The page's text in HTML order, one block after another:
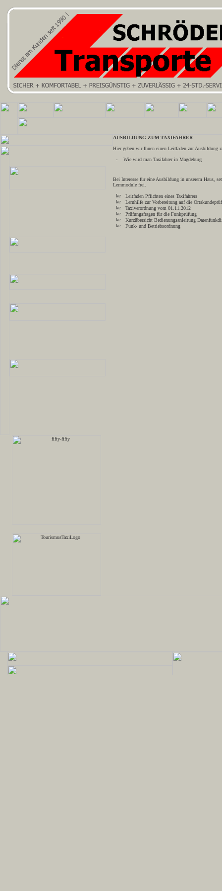
AUSBILDUNG ZUM TAXIFAHRER
Hier geben wir Ihnen einen Leitfaden zur Ausbildung
- Wie wird man Taxifahrer in Magdeburg
Bei Interesse für eine Ausbildung in unserem Haus,
Lernmodule frei.
Leitfaden Pflichten eines Taxifahrers
Lernhilfe zur Vorbereitung auf die
Taxiverordnung vom 01.11.2012
Prüfungsfragen für die Funkprüfung
Kurzübersicht Bedienungsanleitung
Funk- und Betriebsordnung